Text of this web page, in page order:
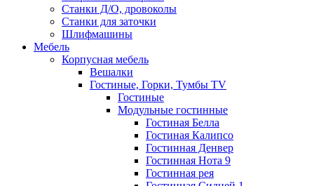
Станки Д/О, дровоколы
Станки для заточки
Шлифмашины
Мебель
Корпусная мебель
Вешалки
Гостиные, Горки, Тумбы TV
Гостиные
Модульные гостинные
Гостиная Белла
Гостиная Калипсо
Гостинная Денвер
Гостинная Нота 9
Гостинная рея